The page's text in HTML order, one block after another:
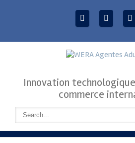
Innovation
commerce